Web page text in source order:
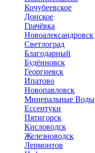
Кочубеевское
Донское
Грачёвка
Новоалександровск
Светлоград
Благодарный
Будённовск
Георгиевск
Ипатово
Новопавловск
Минеральные Воды
Ессентуки
Пятигорск
Кисловодск
Железноводск
Лермонтов